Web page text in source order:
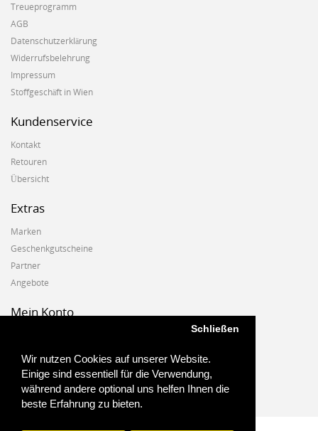
Wir nutzen Cookies auf unserer Website.
Einige sind essentiell für die Verwendung,
während andere optional uns helfen Ihnen die
beste Erfahrung zu bieten.
Schließen
Treueprogramm
AGB
Datenschutzerklärung
Widerrufsbelehrung
Impressum
Stoffgeschäft in Wien
Kundenservice
Kontakt
Retouren
Übersicht
Extras
Marken
Geschenkgutscheine
Partner
Angebote
Mein Konto
Auftragshistorie
Wunschzettel
Newsletter